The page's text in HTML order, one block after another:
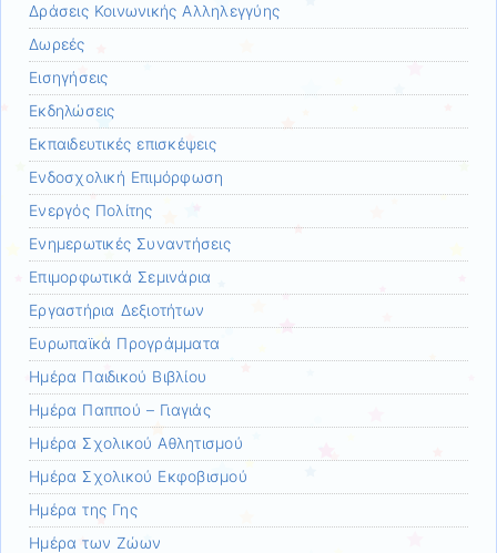
Δράσεις Κοινωνικής Αλληλεγγύης
Δωρεές
Εισηγήσεις
Εκδηλώσεις
Εκπαιδευτικές επισκέψεις
Ενδοσχολική Επιμόρφωση
Ενεργός Πολίτης
Ενημερωτικές Συναντήσεις
Επιμορφωτικά Σεμινάρια
Εργαστήρια Δεξιοτήτων
Ευρωπαϊκά Προγράμματα
Ημέρα Παιδικού Βιβλίου
Ημέρα Παππού – Γιαγιάς
Ημέρα Σχολικού Αθλητισμού
Ημέρα Σχολικού Εκφοβισμού
Ημέρα της Γης
Ημέρα των Ζώων